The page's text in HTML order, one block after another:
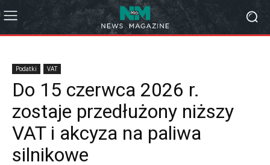
Podatki VAT
Do 15 czerwca 2026 r.
zostaje przedłużony niższy
VAT i akcyza na paliwa
silnikowe